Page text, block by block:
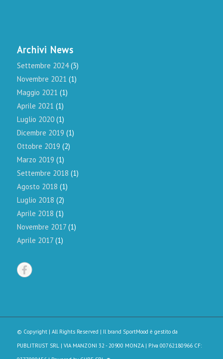
Archivi News
Settembre 2024(3)
Novembre 2021 (1)
Maggio 2021 (1)
Aprile 2021 (1)
Luglio 2020(1)
Dicembre 2019 (1)
Ottobre 2019 (2)
Marzo 2019 (1)
Settembre 2018 (1)
Agosto 2018 (1)
Luglio 2018 (2)
Aprile 2018 (1)
Novembre 2017(1)
Aprile 2017(1)
© Copyright | All Rights Reserved | Il brand SportMood è gestito da
PUBLITRUST SRL | VIA MANZONI 32 - 20900 MONZA | P.Iva 00762180966 CF: